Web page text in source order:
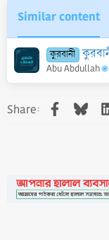
Similar content
কুরবানী
Abu Abdullah
Share: Facebook